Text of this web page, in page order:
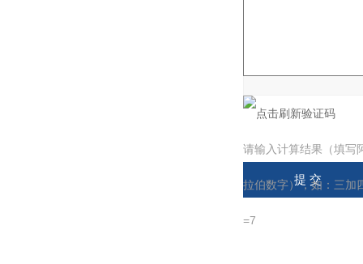
请输入计算结果（填写
拉伯数字），如：三加
=7